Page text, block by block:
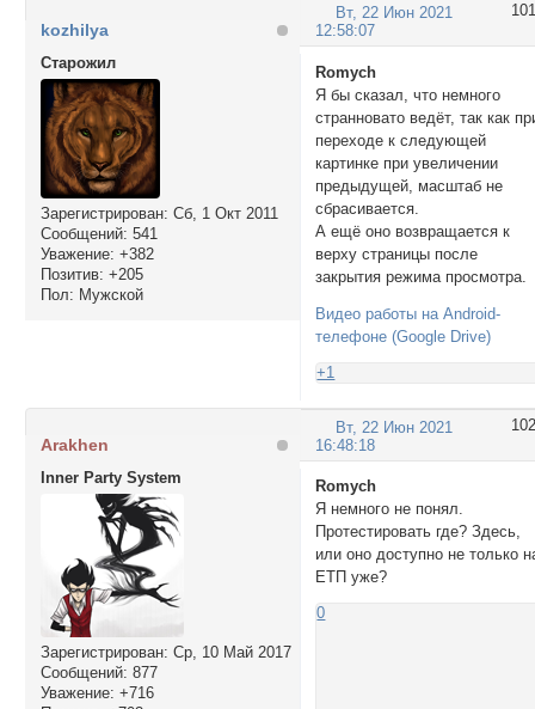
101
Вт, 22 Июн 2021
12:58:07
kozhilya
Cтарожил
Зарегистрирован: Сб, 1 Окт 2011
Сообщений: 541
Уважение: +382
Позитив: +205
Пол: Мужской
Romych
Я бы сказал, что немного
странновато ведёт, так как
переходе к следующей
картинке при увеличении
предыдущей, масштаб не
сбрасивается.
А ещё оно возвращается к
верху страницы после
закрытия режима просмотра.
Видео работы на Android-
телефоне (Google Drive)
+1
102
Вт, 22 Июн 2021
16:48:18
Arakhen
Inner Party System
Зарегистрирован: Ср, 10 Май 2017
Сообщений: 877
Уважение: +716
Romych
Я немного не понял.
Протестировать где? Здесь,
или оно доступно не только
ЕТП уже?
0